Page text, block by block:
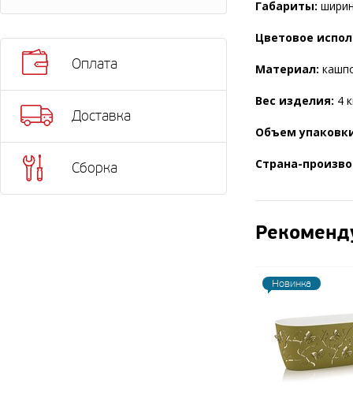
Оплата
Доставка
Сборка
Габариты:
Цветовое
Материал:
Вес изделия: 4
Объем
Страна-
Новинка